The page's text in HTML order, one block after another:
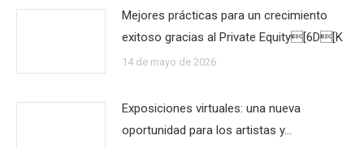
Mejores prácticas para un crecimiento
exitoso gracias al Private Equity[6D[K
14 de mayo de 2026
Exposiciones virtuales: una nueva
oportunidad para los artistas y…